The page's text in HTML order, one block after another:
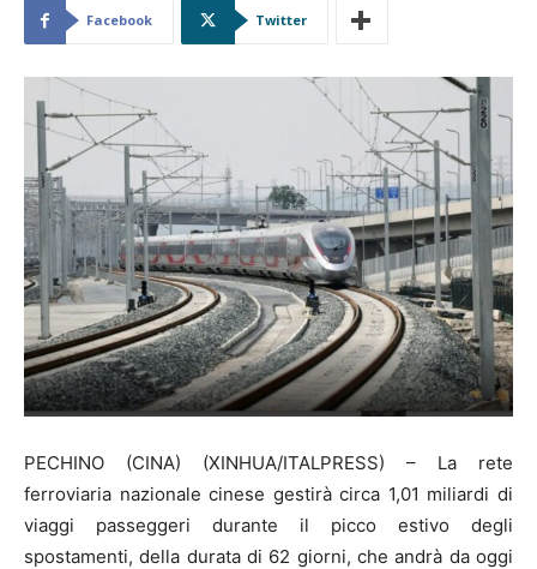
Facebook Twitter
PECHINO (CINA) (XINHUA/ITALPRESS) – La rete
ferroviaria nazionale cinese gestirà circa 1,01 miliardi di
viaggi passeggeri durante il picco estivo degli
spostamenti, della durata di 62 giorni, che andrà da oggi